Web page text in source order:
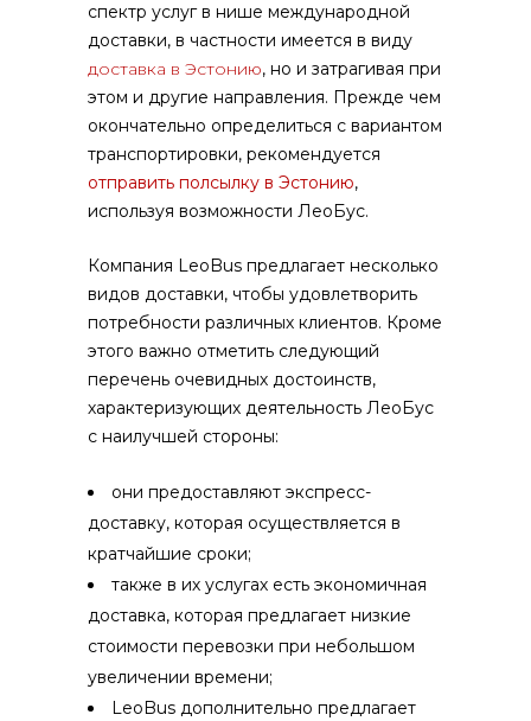
спектр услуг в нише международной
доставки, в частности имеется в виду
доставка в Эстонию, но и затрагивая при
этом и другие направления. Прежде чем
окончательно определиться с вариантом
транспортировки, рекомендуется
отправить полсылку в Эстонию,
используя возможности ЛеоБус.
Компания LeoBus предлагает несколько
видов доставки, чтобы удовлетворить
потребности различных клиентов. Кроме
этого важно отметить следующий
перечень очевидных достоинств,
характеризующих деятельность ЛеоБус
с наилучшей стороны:
они предоставляют экспресс-
доставку, которая осуществляется в
кратчайшие сроки;
также в их услугах есть экономичная
доставка, которая предлагает низкие
стоимости перевозки при небольшом
увеличении времени;
LeoBus дополнительно предлагает